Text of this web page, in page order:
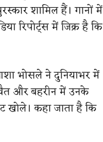
शामिल हैं। गानों में
रिपोर्ट्स में जिक्र है कि
भोसले ने दुनियाभर में
और बहरीन में उनके
खोले। कहा जाता है कि